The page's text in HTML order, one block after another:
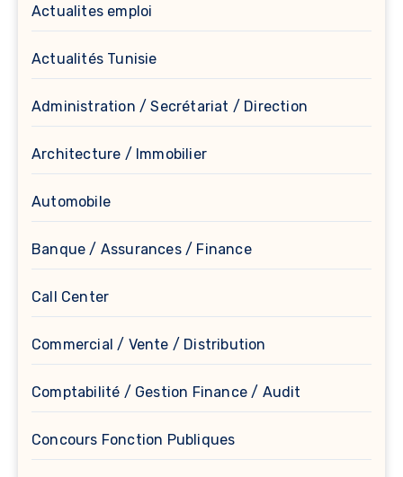
Actualites emploi
Actualités Tunisie
Administration / Secrétariat / Direction
Architecture / Immobilier
Automobile
Banque / Assurances / Finance
Call Center
Commercial / Vente / Distribution
Comptabilité / Gestion Finance / Audit
Concours Fonction Publiques